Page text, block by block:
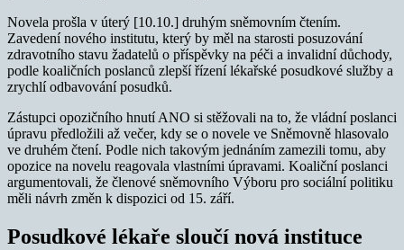
Novela prošla v úterý [10.10.] druhým sněmovním čtením.
Zavedení nového institutu, který by měl na starosti posuzování
zdravotního stavu žadatelů o příspěvky na péči a invalidní důchody,
podle koaličních poslanců zlepší řízení lékařské posudkové služby a
zrychlí odbavování posudků.
Zástupci opozičního hnutí ANO si stěžovali na to, že vládní poslanci
úpravu předložili až večer, kdy se o novele ve Sněmovně hlasovalo
ve druhém čtení. Podle nich takovým jednáním zamezili tomu, aby
opozice na novelu reagovala vlastními úpravami. Koaliční poslanci
argumentovali, že členové sněmovního Výboru pro sociální politiku
měli návrh změn k dispozici od 15. září.
Posudkové lékaře sloučí nová instituce